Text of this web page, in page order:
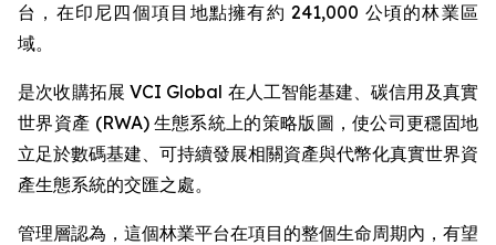
台，在印尼四個項目地點擁有約 241,000 公頃的林業區
域。
是次收購拓展 VCI Global 在人工智能基建、碳信用及真實
世界資產 (RWA) 生態系統上的策略版圖，使公司更穩固地
立足於數碼基建、可持續發展相關資產與代幣化真實世界資
產生態系統的交匯之處。
管理層認為，這個林業平台在項目的整個生命周期內，有望